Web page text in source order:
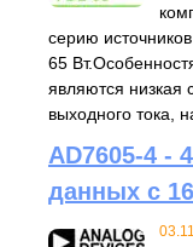
серию
65
являются низкая
выходного тока,
AD7605-4 -
данных с